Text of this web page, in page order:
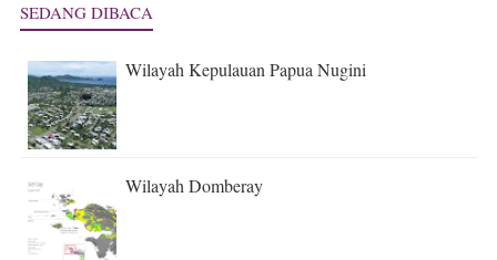
SEDANG DIBACA
Wilayah Kepulauan Papua Nugini
Wilayah Domberay